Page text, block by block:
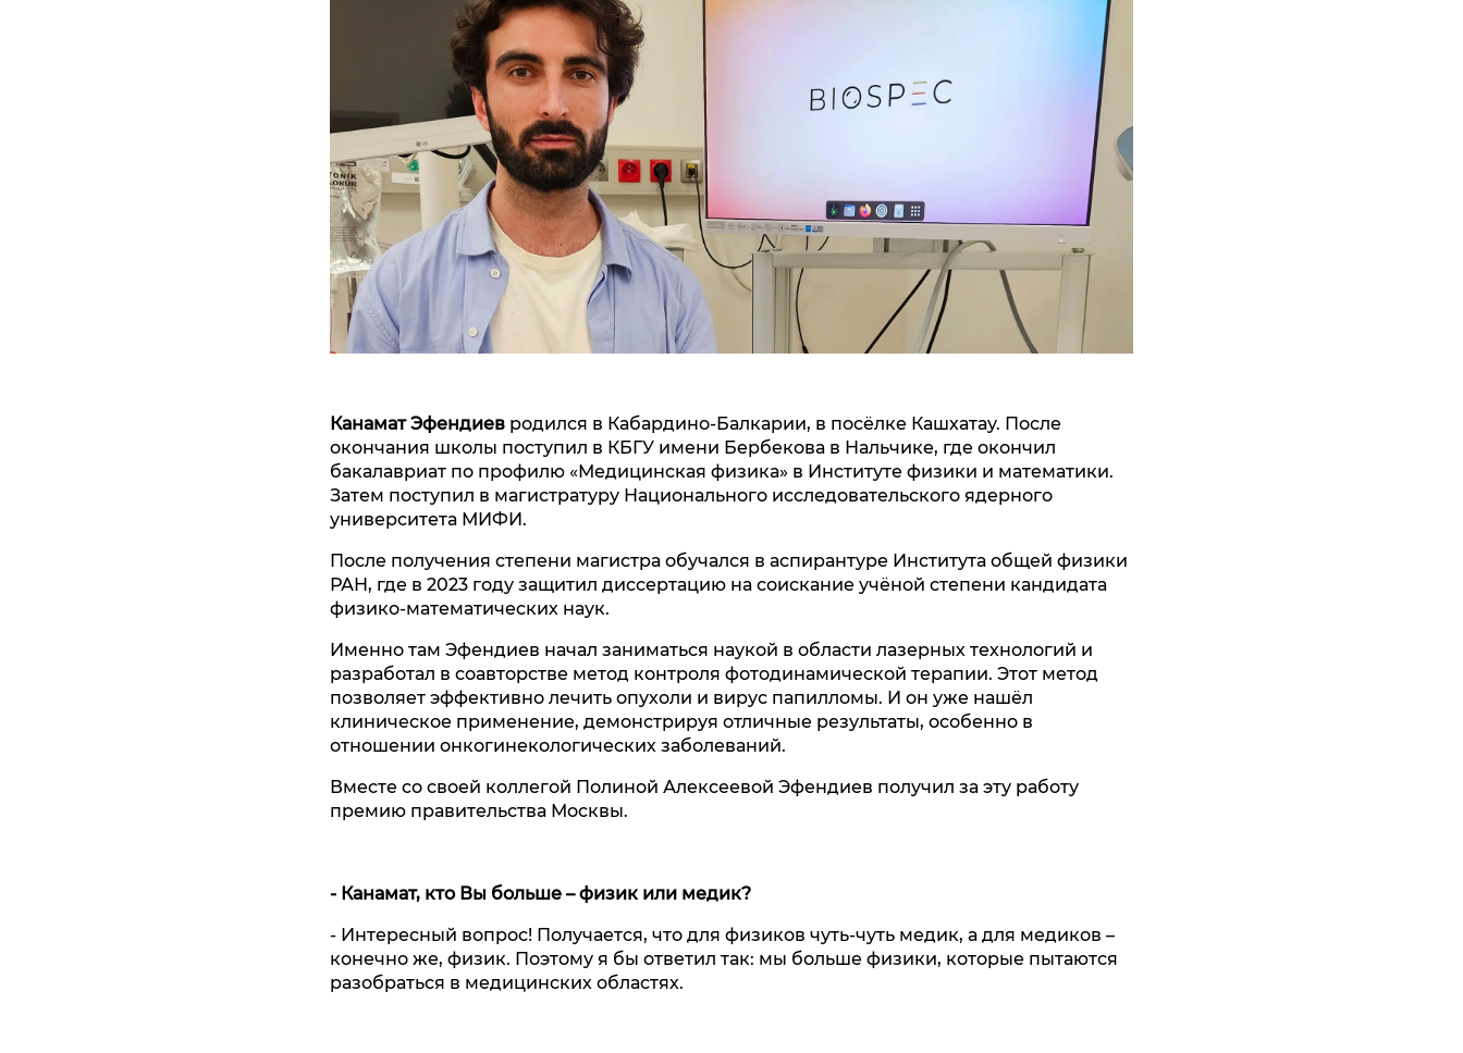
Канамат Эфендиевродился в Кабардино-Балкарии, в посёлке Кашхатау. После
окончания школы поступил в КБГУ имени Бербекова в Нальчике, где окончил
бакалавриат по профилю «Медицинская физика» в Институте физики и математики.
Затем поступил в магистратуру Национального исследовательского ядерного
университета МИФИ.
После получения степени магистра обучался в аспирантуре Института общей физики
РАН, где в 2023 году защитил диссертацию на соискание учёной степени кандидата
физико-математических наук.
Именно там Эфендиев начал заниматься наукой в области лазерных технологий и
разработал в соавторстве метод контроля фотодинамической терапии. Этот метод
позволяет эффективно лечить опухоли и вирус папилломы. И он уже нашёл
клиническое применение, демонстрируя отличные результаты, особенно в
отношении онкогинекологических заболеваний.
Вместе со своей коллегой Полиной Алексеевой Эфендиев получил за эту работу
премию правительства Москвы.
- Канамат, кто Вы больше – физик или медик?
- Интересный вопрос! Получается, что для физиков чуть-чуть медик, а для медиков –
конечно же, физик. Поэтому я бы ответил так: мы больше физики, которые пытаются
разобраться в медицинских областях.